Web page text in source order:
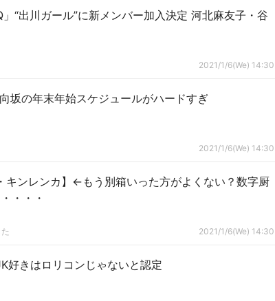
」“出川ガール”に新メンバー加入決定 河北麻友子・谷
2021/1/6(We) 14:30
坂の年末年始スケジュールがハードすぎ
2021/1/6(We) 14:30
キンレンカ】←もう別箱いった方がよくない？数字厨
・・・
2021/1/6(We) 14:30
好きはロリコンじゃないと認定